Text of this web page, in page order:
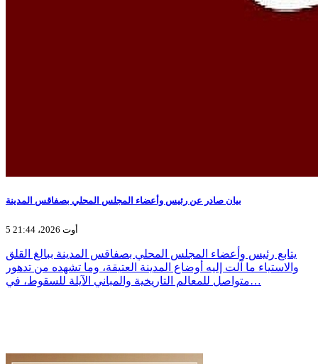
بيان صادر عن رئيس وأعضاء المجلس المحلي بصفاقس المدينة
5 أوت 2026، 21:44
يتابع رئيس وأعضاء المجلس المحلي بصفاقس المدينة ببالغ القلق
والاستياء ما آلت إليه أوضاع المدينة العتيقة، وما تشهده من تدهور
متواصل للمعالم التاريخية والمباني الآيلة للسقوط، في…